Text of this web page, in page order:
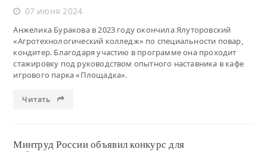
07 июня 2024
Анжелика Буракова в 2023 году окончила Ялуторовский
«Агротехнологический колледж» по специальности повар,
кондитер. Благодаря участию в программе она проходит
стажировку под руководством опытного наставника в кафе
игрового парка «Площадка».
Читать
Минтруд России объявил конкурс для